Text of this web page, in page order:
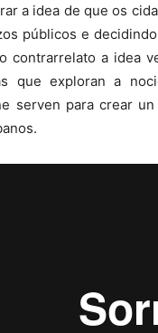
a idea de que os
públicos e
contrarrelato a idea
que exploran a
serven para crear